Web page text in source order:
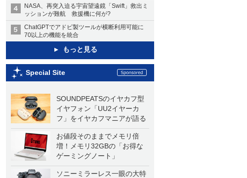
NASA、再突入迫る宇宙望遠鏡「Swift」救出ミ
ッションが難航 救援機に何が?
ChatGPTでアドビ製ツールが横断利用可能に
70以上の機能を統合
もっと見る
Special Site
SOUNDPEATSのイヤカフ型
イヤフォン「UU2イヤーカ
フ」をイヤカフマニアが語る
お値段そのままでメモリ倍
増！メモリ32GBの「お得な
ゲーミングノート」
ソニーミラーレス一眼の大特